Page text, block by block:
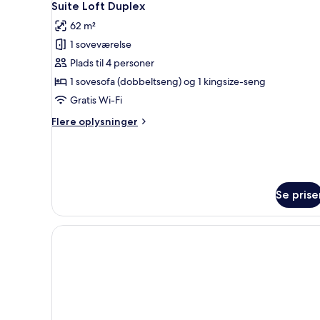
alle
billeder
af
Suite
Loft
Duplex
5
Suite Loft Duplex
62 m²
1 soveværelse
Plads til 4 personer
1 sovesofa (dobbeltseng) og 1 kingsize-seng
Gratis Wi-Fi
Flere oplysninger
Flere
Se